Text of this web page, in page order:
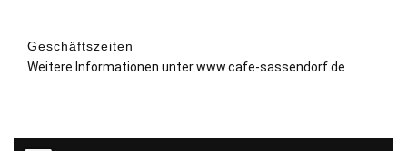
Geschäftszeiten
Weitere Informationen unter www.cafe-sassendorf.de